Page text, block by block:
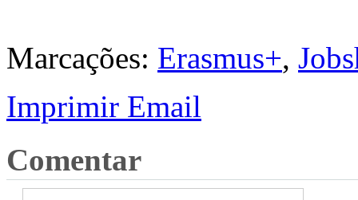
Marcações: Erasmus+,
Imprimir Email
Comentar